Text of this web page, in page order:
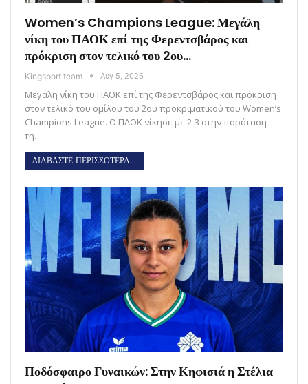
Women’s Champions League: Μεγάλη
νίκη του ΠΑΟΚ επί της Φερεντσβάρος και
πρόκριση στον τελικό του 2ου…
Kingsport team Αυγ 5, 2026
Μεγάλη νίκη του ΠΑΟΚ επί της Φερεντσβάρος και πρόκριση
στον τελικό του ομίλου του 2ου προκριματικού του Women’s
Champions League. Ο ΠΑΟΚ νίκησε με 2-3 στην παράταση
τη…
ΔΙΑΒΑΣΤΕ ΠΕΡΙΣΣΟΤΕΡΑ...
Ποδόσφαιρο Γυναικών: Στην Κηφισιά η Στέλια